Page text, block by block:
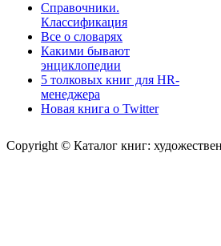
Справочники.
Классификация
Все о словарях
Какими бывают
энциклопедии
5 толковых книг для HR-
менеджера
Новая книга о Twitter
Copyright © Каталог книг: